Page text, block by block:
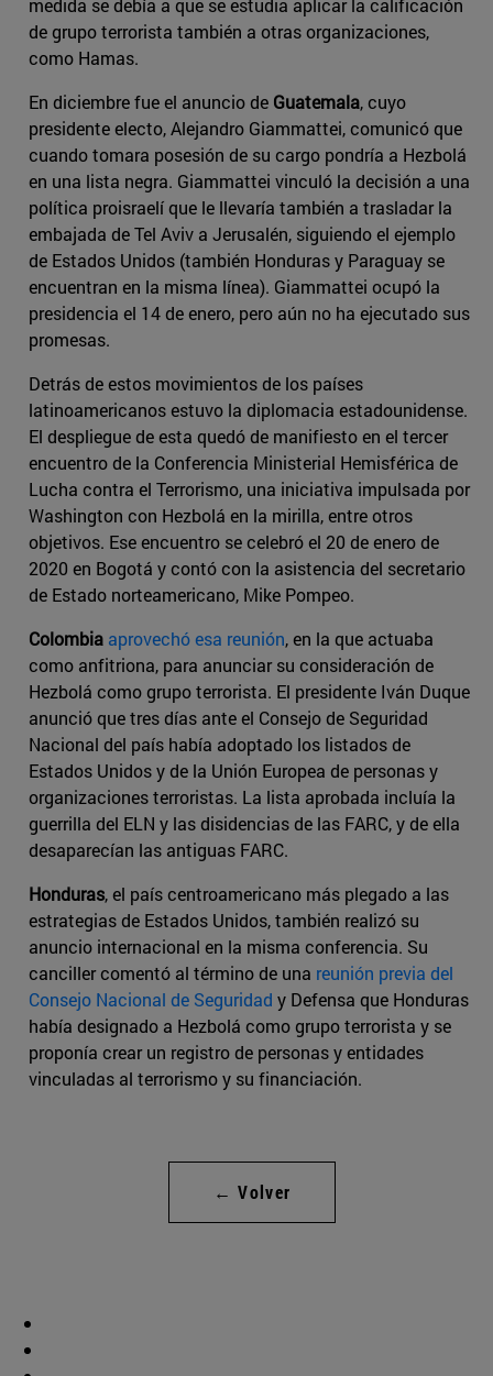
medida se debía a que se estudia aplicar la calificación
de grupo terrorista también a otras organizaciones,
como Hamas.
En diciembre fue el anuncio de Guatemala, cuyo
presidente electo, Alejandro Giammattei, comunicó que
cuando tomara posesión de su cargo pondría a Hezbolá
en una lista negra. Giammattei vinculó la decisión a una
política proisraelí que le llevaría también a trasladar la
embajada de Tel Aviv a Jerusalén, siguiendo el ejemplo
de Estados Unidos (también Honduras y Paraguay se
encuentran en la misma línea). Giammattei ocupó la
presidencia el 14 de enero, pero aún no ha ejecutado sus
promesas.
Detrás de estos movimientos de los países
latinoamericanos estuvo la diplomacia estadounidense.
El despliegue de esta quedó de manifiesto en el tercer
encuentro de la Conferencia Ministerial Hemisférica de
Lucha contra el Terrorismo, una iniciativa impulsada por
Washington con Hezbolá en la mirilla, entre otros
objetivos. Ese encuentro se celebró el 20 de enero de
2020 en Bogotá y contó con la asistencia del secretario
de Estado norteamericano, Mike Pompeo.
Colombia aprovechó esa reunión, en la que actuaba
como anfitriona, para anunciar su consideración de
Hezbolá como grupo terrorista. El presidente Iván Duque
anunció que tres días ante el Consejo de Seguridad
Nacional del país había adoptado los listados de
Estados Unidos y de la Unión Europea de personas y
organizaciones terroristas. La lista aprobada incluía la
guerrilla del ELN y las disidencias de las FARC, y de ella
desaparecían las antiguas FARC.
Honduras, el país centroamericano más plegado a las
estrategias de Estados Unidos, también realizó su
anuncio internacional en la misma conferencia. Su
canciller comentó al término de una reunión previa del
Consejo Nacional de Seguridad y Defensa que Honduras
había designado a Hezbolá como grupo terrorista y se
proponía crear un registro de personas y entidades
vinculadas al terrorismo y su financiación.
← Volver